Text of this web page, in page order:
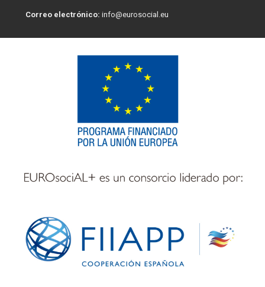
Correo electrónico: info@eurosocial.eu